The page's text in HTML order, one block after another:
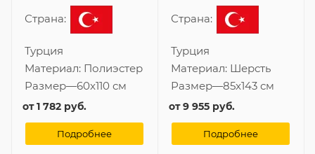
Страна:
Турция
Материал: Полиэстер
Размер—60x110 см
от1 782 руб.
Подробнее
Страна:
Турция
Материал: Шерсть
Размер—85x143 см
от9 955 руб.
Подробнее